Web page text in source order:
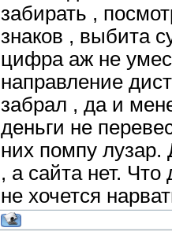
забирать ,
знаков , выбита
цифра аж не
направление
забрал , да и
деньги не
них помпу лузар.
, а сайта нет.
не хочется